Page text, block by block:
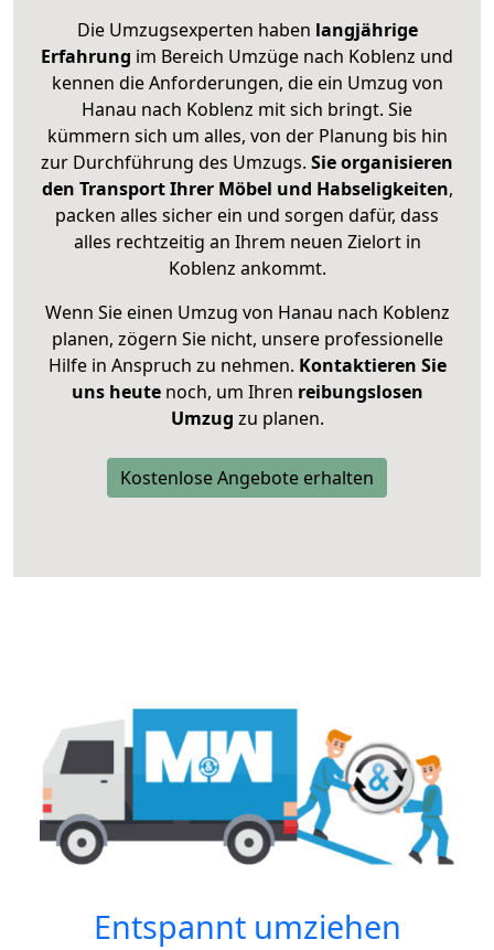
Die Umzugsexperten haben langjährige
Erfahrung im Bereich Umzüge nach Koblenz und
kennen die Anforderungen, die ein Umzug von
Hanau nach Koblenz mit sich bringt. Sie
kümmern sich um alles, von der Planung bis hin
zur Durchführung des Umzugs. Sie organisieren
den Transport Ihrer Möbel und Habseligkeiten,
packen alles sicher ein und sorgen dafür, dass
alles rechtzeitig an Ihrem neuen Zielort in
Koblenz ankommt.
Wenn Sie einen Umzug von Hanau nach Koblenz
planen, zögern Sie nicht, unsere professionelle
Hilfe in Anspruch zu nehmen. Kontaktieren Sie
uns heutenoch, um Ihren reibungslosen
Umzug zu planen.
Kostenlose Angebote erhalten
Entspannt umziehen